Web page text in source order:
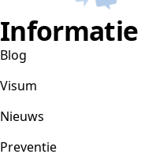
Informatie
Blog
Visum
Nieuws
Preventie